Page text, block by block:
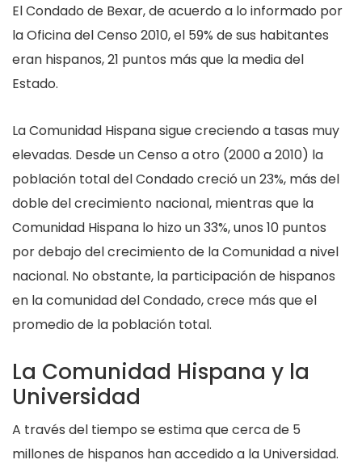
El Condado de Bexar, de acuerdo a lo informado por
la Oficina del Censo 2010, el 59% de sus habitantes
eran hispanos, 21 puntos más que la media del
Estado.
La Comunidad Hispana sigue creciendo a tasas muy
elevadas. Desde un Censo a otro (2000 a 2010) la
población total del Condado creció un 23%, más del
doble del crecimiento nacional, mientras que la
Comunidad Hispana lo hizo un 33%, unos 10 puntos
por debajo del crecimiento de la Comunidad a nivel
nacional. No obstante, la participación de hispanos
en la comunidad del Condado, crece más que el
promedio de la población total.
La Comunidad Hispana y la
Universidad
A través del tiempo se estima que cerca de 5
millones de hispanos han accedido a la Universidad.